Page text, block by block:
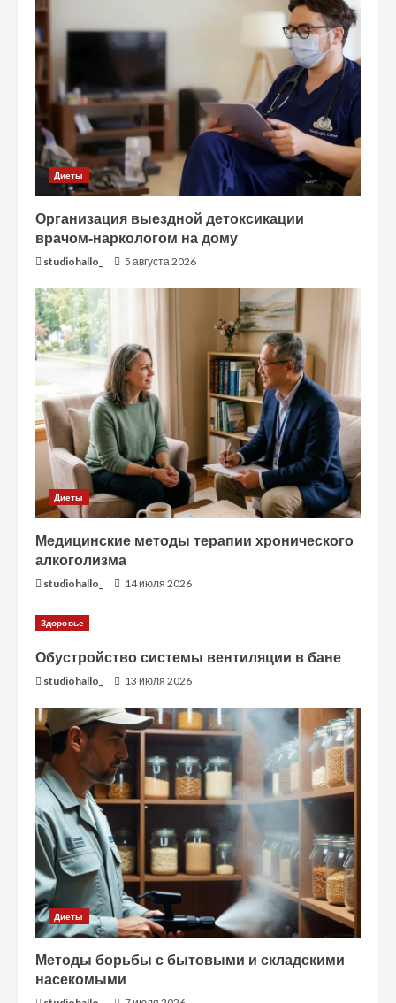
Диеты
Организация выездной детоксикации
врачом-наркологом на дому
studiohallo_ 5 августа 2026
Диеты
Медицинские методы терапии хронического
алкоголизма
studiohallo_ 14 июля 2026
Здоровье
Обустройство системы вентиляции в бане
studiohallo_ 13 июля 2026
Диеты
Методы борьбы с бытовыми и складскими
насекомыми